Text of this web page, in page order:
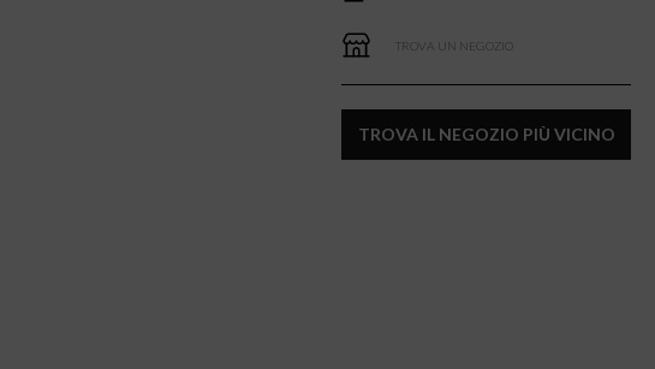
TROVA UN NEGOZIO
TROVA IL NEGOZIO PIÙ VICINO